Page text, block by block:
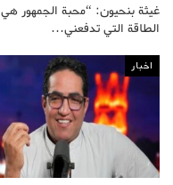
غيثة بنحيون: “محبة الجمهور هي
الطاقة التي تدفعني…
اخبار